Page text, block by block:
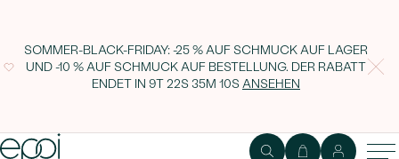
SOMMER-BLACK-FRIDAY: -25 % AUF SCHMUCK AUF LAGER
UND -10 % AUF SCHMUCK AUF BESTELLUNG. DER RABATT
ENDET IN9T 22S 35M 9S ANSEHEN